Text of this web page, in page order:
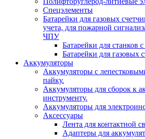
Спецэлементы
Батарейки для газовых
учета, для пожарной
ЧПУ
Батарейки для станков
Батарейки для газовых
Аккумуляторы
Аккумуляторы с
пайку.
Аккумуляторы для сборок к
инструменту.
Аккумуляторы для
Аксессуары
Лента для контактной
Адаптеры для